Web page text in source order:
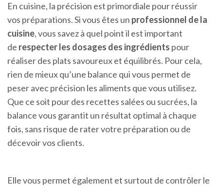
En cuisine, la précision est primordiale pour réussir
vos préparations. Si vous êtes un professionnel de la
cuisine, vous savez à quel point il est important
de respecter les dosages des ingrédients pour
réaliser des plats savoureux et équilibrés. Pour cela,
rien de mieux qu’une balance qui vous permet de
peser avec précision les aliments que vous utilisez.
Que ce soit pour des recettes salées ou sucrées, la
balance vous garantit un résultat optimal à chaque
fois, sans risque de rater votre préparation ou de
décevoir vos clients.
Elle vous permet également et surtout de contrôler le